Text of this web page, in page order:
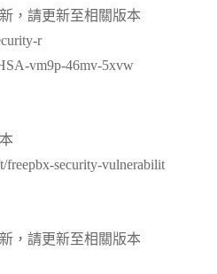
，請更新至相關版本
r
vm9p-46mv-5xvw
freepbx-security-vulnerabilit
，請更新至相關版本